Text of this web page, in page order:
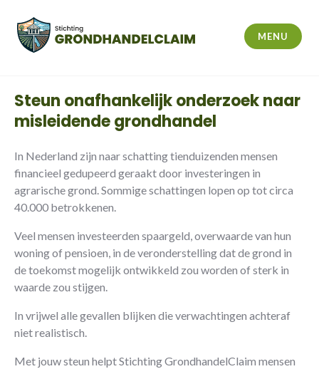
MENU
Steun onafhankelijk onderzoek naar
misleidende grondhandel
In Nederland zijn naar schatting tienduizenden mensen
financieel gedupeerd geraakt door investeringen in
agrarische grond. Sommige schattingen lopen op tot circa
40.000 betrokkenen.
Veel mensen investeerden spaargeld, overwaarde van hun
woning of pensioen, in de veronderstelling dat de grond in
de toekomst mogelijk ontwikkeld zou worden of sterk in
waarde zou stijgen.
In vrijwel alle gevallen blijken die verwachtingen achteraf
niet realistisch.
Met jouw steun helpt Stichting GrondhandelClaim mensen